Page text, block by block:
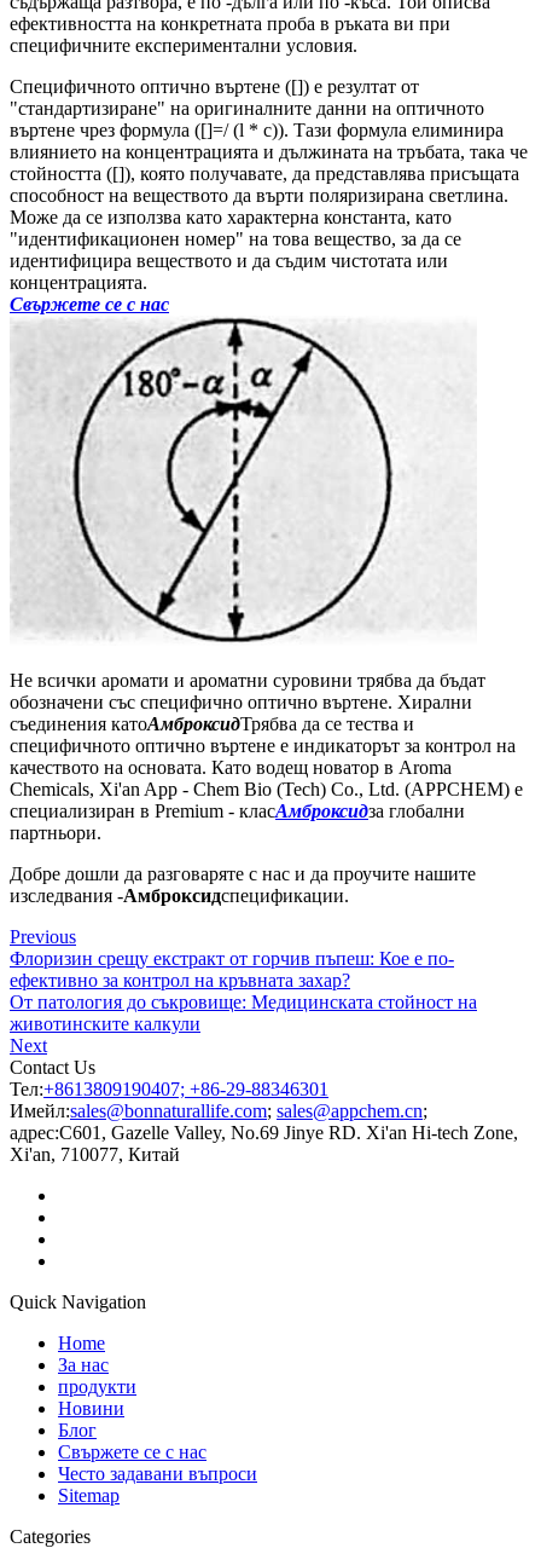
ефективността на конкретната проба в ръката ви при
специфичните експериментални условия.
Специфичното оптично въртене ([]) е резултат от
"стандартизиране" на оригиналните данни на оптичното
въртене чрез формула ([]=/ (l * c)). Тази формула елиминира
влиянието на концентрацията и дължината на тръбата, така че
стойността ([]), която получавате, да представлява присъщата
способност на веществото да върти поляризирана светлина.
Може да се използва като характерна константа, като
"идентификационен номер" на това вещество, за да се
идентифицира веществото и да съдим чистотата или
концентрацията.
Свържете се с нас
Не всички аромати и ароматни суровини трябва да бъдат
обозначени със специфично оптично въртене. Хирални
съединения катоАмброксидТрябва да се тества и
специфичното оптично въртене е индикаторът за контрол на
качеството на основата. Като водещ новатор в Aroma
Chemicals, Xi'an App - Chem Bio (Tech) Co., Ltd. (APPCHEM) е
специализиран в Premium - класАмброксидза глобални
партньори.
Добре дошли да разговаряте с нас и да проучите нашите
изследвания -Амброксидспецификации.
Previous
Флоризин срещу екстракт от горчив пъпеш: Кое е по-
ефективно за контрол на кръвната захар?
От патология до съкровище: Медицинската стойност на
животинските калкули
Next
Contact Us
Тел:+8613809190407; +86-29-88346301
Имейл:sales@bonnaturallife.com; sales@appchem.cn;
адрес:C601, Gazelle Valley, No.69 Jinye RD. Xi'an Hi-tech Zone,
Xi'an, 710077, Китай
Quick Navigation
Home
За нас
продукти
Новини
Блог
Свържете се с нас
Често задавани въпроси
Sitemap
Categories